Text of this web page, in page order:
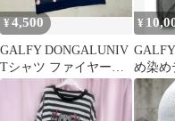
¥4,500
GALFY DONGALUNIV
Tシャツ ファイヤーパ
ターン
¥
め染め
んにゃ
GLAY